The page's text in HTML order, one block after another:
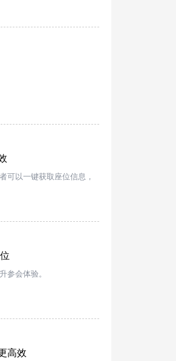
可以一键获取座位信息，
会体验。
高效